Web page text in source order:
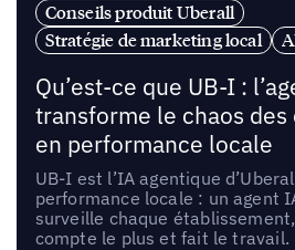
Conseils produit Uberall
Stratégie de marketing local
Qu’est-ce que UB-I :
transforme le chaos
en performance locale
UB-I est l’IA agentique
performance locale : un agent
surveille chaque
compte le plus et fait le travail.